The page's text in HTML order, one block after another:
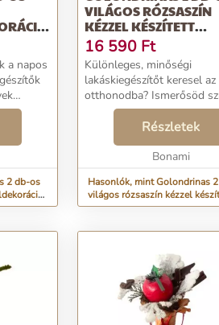
a napos
Miért
velük
2 db-os
VILÁGOS RÓZSASZÍN
KÉZZEL KÉSZÍTETT
PORCELÁN
SZETT - SURDIC
16 590 Ft
Különleges, minőségi
lakáskiegészítőt keresel az
otthonodba? Ismerősöd
közeleg, és meglepnéd egy
stílusos aprósággal?
esetben jó helyen jársz! A
Bonamis termékek trendi
Részletek
Bonami
Hasonlók, mint Golondrinas
világos rózsaszín kézzel
porcelán faldekoráció szett -